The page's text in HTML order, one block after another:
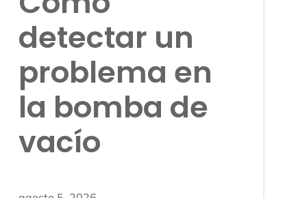
detectar un
problema en
la bomba de
vacío